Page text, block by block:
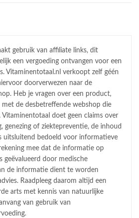
gebruik van affiliate links, dit
een vergoeding ontvangen voor een
Vitaminentotaal.nl verkoopt zelf géén
doorverwezen naar de
Heb je vragen over een product,
de desbetreffende webshop die
doet geen claims over
genezing of ziektepreventie, de inhoud
uitsluitend bedoeld voor informatieve
mee dat de informatie op
geëvalueerd door medische
de informatie dient te worden
Raadpleeg daarom altijd een
arts met kennis van natuurlijke
van gebruik van